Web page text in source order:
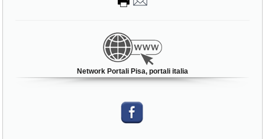
Network Portali Pisa, portali italia